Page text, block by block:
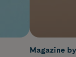
Magazine